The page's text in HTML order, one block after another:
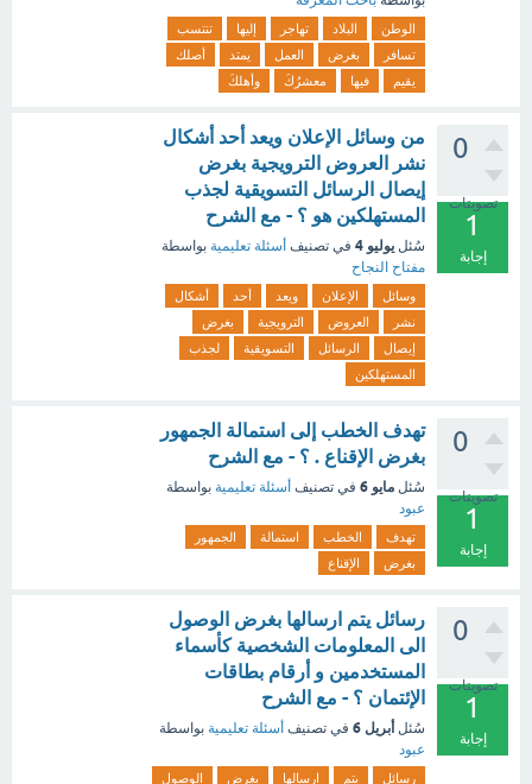
الوطن البلاد تهاجر إليها
تنتسب
تسافر
بغرض العمل يمتد
أصلك
يقيم
فيها معشرُكَ وأهلكَ
0
تصويتات
1
إجابة
من وسائل الإعلان ويعد أحد أشكال
نشر العروض الترويجية بغرض
إيصال الرسائل التسويقية لجذب
المستهلكين هو ؟ - مع الشرح
سُئل يوليو 4 في تصنيف أسئلة تعليمية بواسطة
مفتاح النجاح
وسائل الإعلان ويعد أحد
أشكال
نشر
العروض الترويجية
بغرض
إيصال
الرسائل التسويقية
لجذب
المستهلكين
0
تصويتات
1
إجابة
تهدف الخطب إلى استمالة الجمهور
بغرض الإقناع . ؟ - مع الشرح
سُئل مايو 6 في تصنيف أسئلة تعليمية بواسطة
عبود
تهدف الخطب استمالة
الجمهور
بغرض
الإقناع
0
تصويتات
1
إجابة
رسائل يتم ارسالها بغرض الوصول
الى المعلومات الشخصية كأسماء
المستخدمين و أرقام بطاقات
الإئتمان ؟ - مع الشرح
سُئل أبريل 6 في تصنيف أسئلة تعليمية بواسطة
عبود
رسائل يتم ارسالها بغرض
الوصول